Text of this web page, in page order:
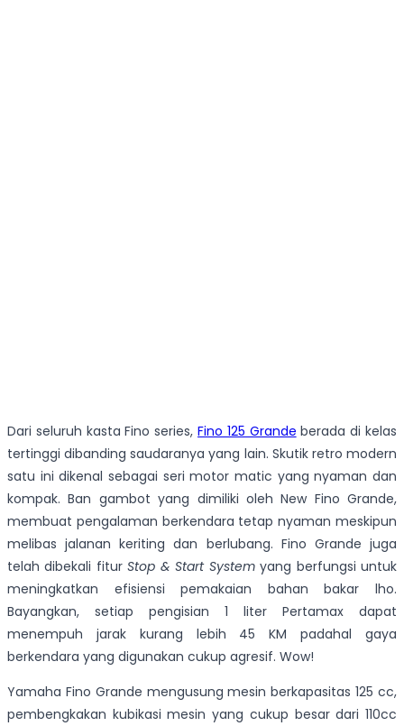
Dari seluruh kasta Fino series, Fino 125 Grande berada di kelas
tertinggi dibanding saudaranya yang lain. Skutik retro modern
satu ini dikenal sebagai seri motor matic yang nyaman dan
kompak. Ban gambot yang dimiliki oleh New Fino Grande,
membuat pengalaman berkendara tetap nyaman meskipun
melibas jalanan keriting dan berlubang. Fino Grande juga
telah dibekali fiturStop & Start Systemyang berfungsi untuk
meningkatkan efisiensi pemakaian bahan bakar lho.
Bayangkan, setiap pengisian 1 liter Pertamax dapat
menempuh jarak kurang lebih 45 KM padahal gaya
berkendara yang digunakan cukup agresif. Wow!
Yamaha Fino Grande mengusung mesin berkapasitas 125 cc,
pembengkakan kubikasi mesin yang cukup besar dari 110cc